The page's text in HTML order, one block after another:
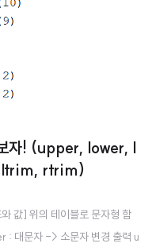
자! (upper, lower, l
rtrim)
값] 위의 테이블로 문자형 함
: 대문자 -> 소문자 변경 출력 u